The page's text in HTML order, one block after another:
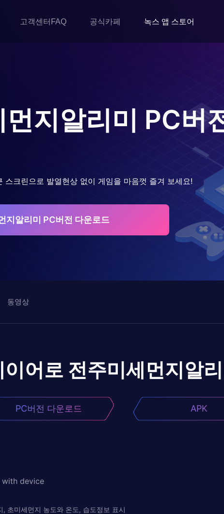
고객센터FAQ 공식카페 녹스 앱 스토어
지알리미 PC버
스크린으로 발열현상 없이 게임을 마음껏 즐겨 보세요!
지알리미 PC버전 다운로드
동영상
이어로 전주미세먼지알
PC버전 다운로드 APK
with device
초미세먼지 농도와 온도, 습도정보 표시